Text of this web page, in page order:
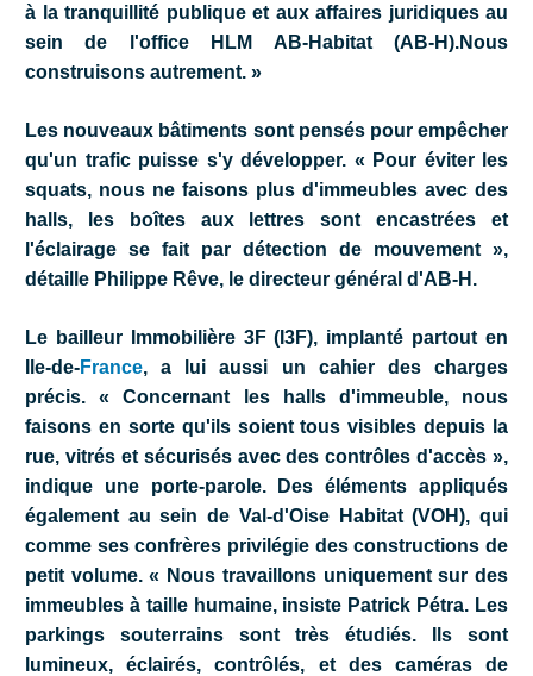
à la tranquillité publique et aux affaires juridiques au
sein de l'office HLM AB-Habitat (AB-H).Nous
construisons autrement. »
Les nouveaux bâtiments sont pensés pour empêcher
qu'un trafic puisse s'y développer. « Pour éviter les
squats, nous ne faisons plus d'immeubles avec des
halls, les boîtes aux lettres sont encastrées et
l'éclairage se fait par détection de mouvement »,
détaille Philippe Rêve, le directeur général d'AB-H.
Le bailleur Immobilière 3F (I3F), implanté partout en
Ile-de-France, a lui aussi un cahier des charges
précis. « Concernant les halls d'immeuble, nous
faisons en sorte qu'ils soient tous visibles depuis la
rue, vitrés et sécurisés avec des contrôles d'accès »,
indique une porte-parole. Des éléments appliqués
également au sein de Val-d'Oise Habitat (VOH), qui
comme ses confrères privilégie des constructions de
petit volume. « Nous travaillons uniquement sur des
immeubles à taille humaine, insiste Patrick Pétra. Les
parkings souterrains sont très étudiés. Ils sont
lumineux, éclairés, contrôlés, et des caméras de